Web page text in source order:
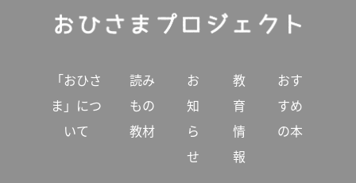
「おひさ
ま」につ
いて
読み
もの
教材
お
知
ら
せ
教
育
情
報
おす
すめ
の本